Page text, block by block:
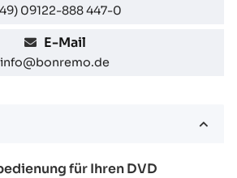
09122-888 447-0
E-Mail
info@bonremo.de
für Ihren DVD